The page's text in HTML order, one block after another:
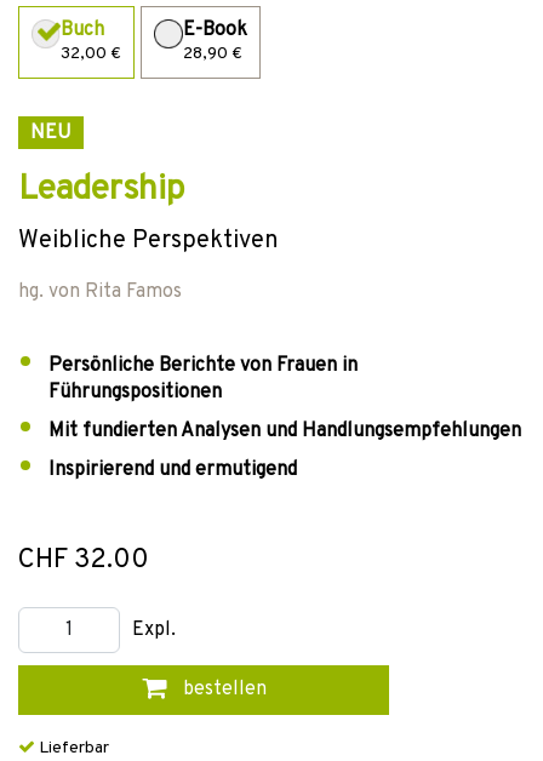
Buch
32,00 €
E-Book
28,90 €
NEU
Leadership
Weibliche Perspektiven
hg. von Rita Famos
Persönliche Berichte von Frauen in
Führungspositionen
Mit fundierten Analysen und Handlungsempfehlungen
Inspirierend und ermutigend
CHF 32.00
Expl.
bestellen
Lieferbar